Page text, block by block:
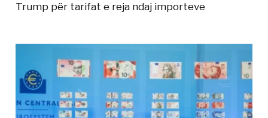
Trump për tarifat e reja ndaj importeve